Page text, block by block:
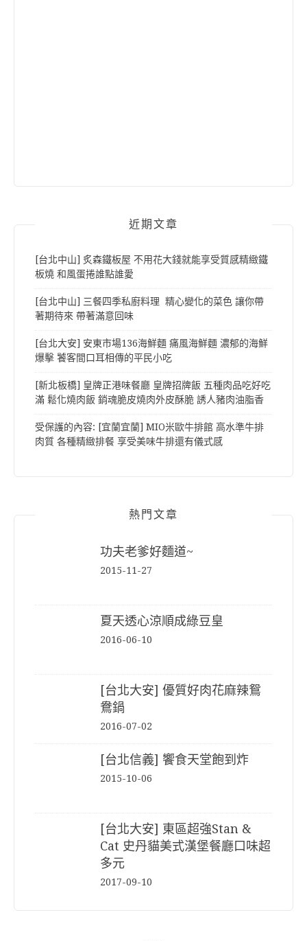
近期文章
[台北中山] 炙森鐵板屋 不用花大錢就能享受質感精緻鐵
板燒 和風蛋捲誰點誰愛
[台北中山] 三餐四季私廚料理 精心變化的菜色 讓你帶
著期待來 帶著滿意回味
[台北大安] 安東市場136海鮮麵 痛風海鮮麵 濃郁的海鮮
爆擊 饕客間口耳相傳的平民小吃
[新北板橋] 皇牌正港味餐廳 皇牌招牌飯 五種肉品吃好吃
滿 鬆化燒肉飯 銷魂脆皮燒肉外皮酥脆 誘人豬肉油脂香
受保護的內容: [宜蘭宜蘭] MIO米歐牛排館 高水準牛排
肉質 各種精緻排餐 享受美味牛排還有儀式感
熱門文章
功夫老爹好麵道~
2015-11-27
夏天透心涼順成綠豆皇
2016-06-10
[台北大安] 優質好肉花麻辣鴛
鴦鍋
2016-07-02
[台北信義] 饗食天堂飽到炸
2015-10-06
[台北大安] 東區超強Stan &
Cat 史丹貓美式漢堡餐廳口味超
多元
2017-09-10